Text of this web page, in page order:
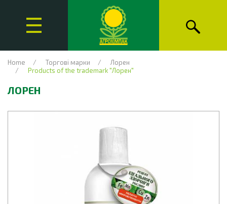
Home Торгові марки
Лорен
Products of the trademark "Лорен"
ЛОРЕН